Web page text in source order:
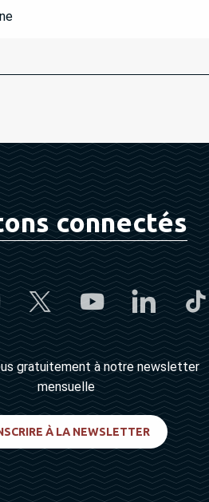
connectés
gratuitement à notre newsletter
mensuelle
À LA NEWSLETTER